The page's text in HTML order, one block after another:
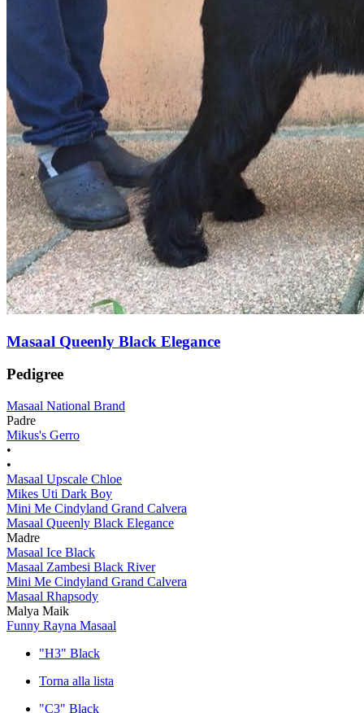
Masaal Queenly Black Elegance
Pedigree
Masaal National Brand
Padre
Mikus's Gerro
•
•
Masaal Upscale Chloe
Mikes Uti Dark Boy
Mini Me Cindyland Grand Calvera
Masaal Queenly Black Elegance
Madre
Masaal Ice Black
Masaal Zambesi Black River
Mini Me Cindyland Grand Calvera
Masaal Rhapsody
Malya Maik
Funny Rayna Masaal
"H3" Black
Torna alla lista
"C3" Black